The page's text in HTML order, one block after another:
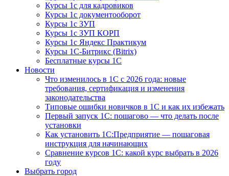
Курсы 1с для кадровиков
Курсы 1с документооборот
Курсы 1с ЗУП
Курсы 1с ЗУП КОРП
Курсы 1с Яндекс Практикум
Курсы 1С-Битрикс (Bitrix)
Бесплатные курсы 1С
Новости
Что изменилось в 1С с 2026 года: новые
требования, сертификация и изменения
законодательства
Типовые ошибки новичков в 1С и как их избежать
Первый запуск 1С: пошагово — что делать после
установки
Как установить 1С:Предприятие — пошаговая
инструкция для начинающих
Сравнение курсов 1С: какой курс выбрать в 2026
году
Выбрать город